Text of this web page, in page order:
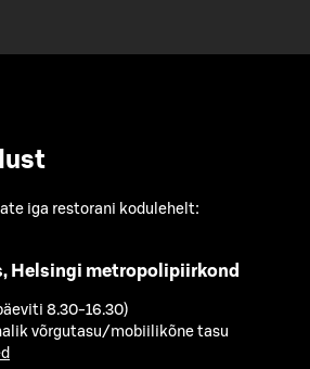
iga restorani kodulehelt:
Helsingi metropolipiirkond
8.30-16.30)
võrgutasu/mobiilikõne tasu